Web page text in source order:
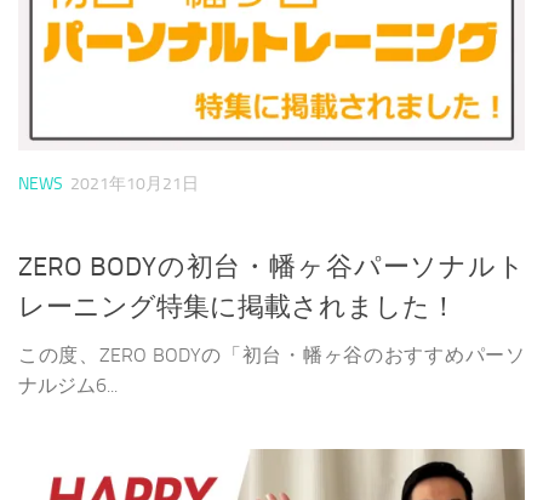
NEWS 2021年10月21日
ZERO BODYの初台・幡ヶ谷パーソナルト
レーニング特集に掲載されました！
この度、ZERO BODYの「初台・幡ヶ谷のおすすめパーソ
ナルジム6...